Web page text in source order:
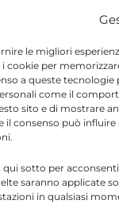
le migliori
cookie per
a queste
come il
sito e di mostrare
il consenso può
qui sotto per
saranno applicate
in qualsiasi
in
ai proprietari.
la potatura, la
del manto
che speriamo
sarà